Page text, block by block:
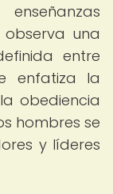
observa una
entre
enfatiza la
obediencia
hombres se
y líderes